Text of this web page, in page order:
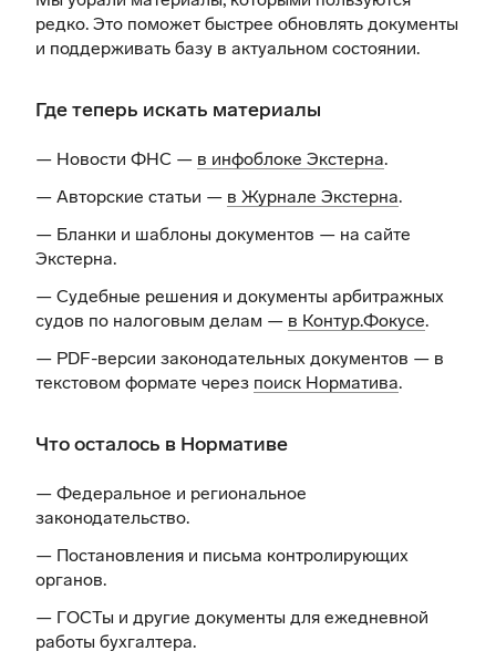
редко. Это поможет быстрее обновлять документы
и поддерживать базу в актуальном состоянии.
Где теперь искать материалы
— Новости ФНС — в инфоблоке Экстерна.
— Авторские статьи — в Журнале Экстерна.
— Бланки и шаблоны документов — на сайте
Экстерна.
— Судебные решения и документы арбитражных
судов по налоговым делам — в Контур.Фокусе.
— PDF-версии законодательных документов — в
текстовом формате через поиск Норматива.
Что осталось в Нормативе
— Федеральное и региональное
законодательство.
— Постановления и письма контролирующих
органов.
— ГОСТы и другие документы для ежедневной
работы бухгалтера.